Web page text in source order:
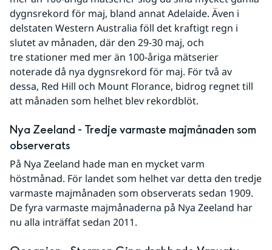
dygnsrekord för maj, bland annat Adelaide. Även i
delstaten Western Australia föll det kraftigt regn i
slutet av månaden, där den 29-30 maj, och
tre stationer med mer än 100-åriga mätserier
noterade då nya dygnsrekord för maj. För två av
dessa, Red Hill och Mount Florance, bidrog regnet till
att månaden som helhet blev rekordblöt.
Nya Zeeland - Tredje varmaste majmånaden som
observerats
På Nya Zeeland hade man en mycket varm
höstmånad. För landet som helhet var detta den tredje
varmaste majmånaden som observerats sedan 1909.
De fyra varmaste majmånaderna på Nya Zeeland har
nu alla inträffat sedan 2011.